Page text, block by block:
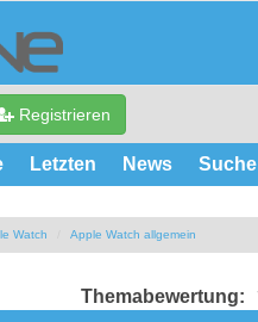
Registrieren
Letzten News Suche
Watch Apple Watch allgemein
Themabewertung: